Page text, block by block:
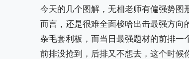
今天的几个图解，无相老师有偏强势
而言，还是很难全面梭哈出击最强方
杂毛套利板，而当日最强题材的前排一
前排没抢到，后排又不想去，这个时候